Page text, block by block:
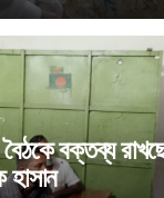
বৈঠকে বক্তব্য
হাসান